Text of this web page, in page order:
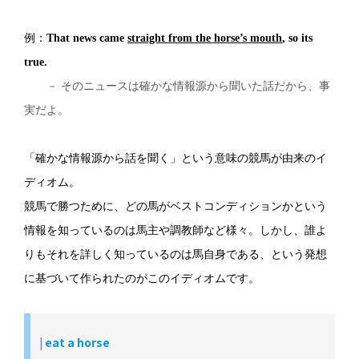
例：That news camestraight from the horse’s mouth, so its
true.
－ そのニュースは確かな情報源から聞いた話だから、事
実だよ。
「確かな情報源から話を聞く」という意味の競馬が由来のイ
ディオム。
競馬で勝つために、どの馬がベストコンディションかという
情報を知っているのは馬主や調教師など様々。しかし、誰よ
りもそれを詳しく知っているのは馬自身である、という発想
に基づいて作られたのがこのイディオムです。
| eat a horse